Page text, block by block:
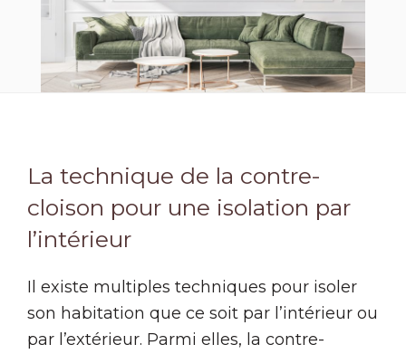
La technique de la contre-
cloison pour une isolation par
l’intérieur
Il existe multiples techniques pour isoler
son habitation que ce soit par l’intérieur ou
par l’extérieur. Parmi elles, la contre-